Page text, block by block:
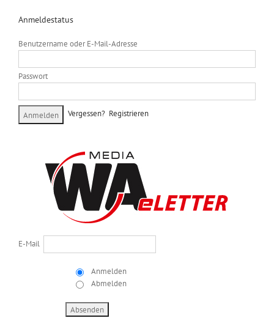
Anmeldestatus
Benutzername oder E-Mail-Adresse
Passwort
Vergessen? Registrieren
E-Mail
Anmelden
Abmelden